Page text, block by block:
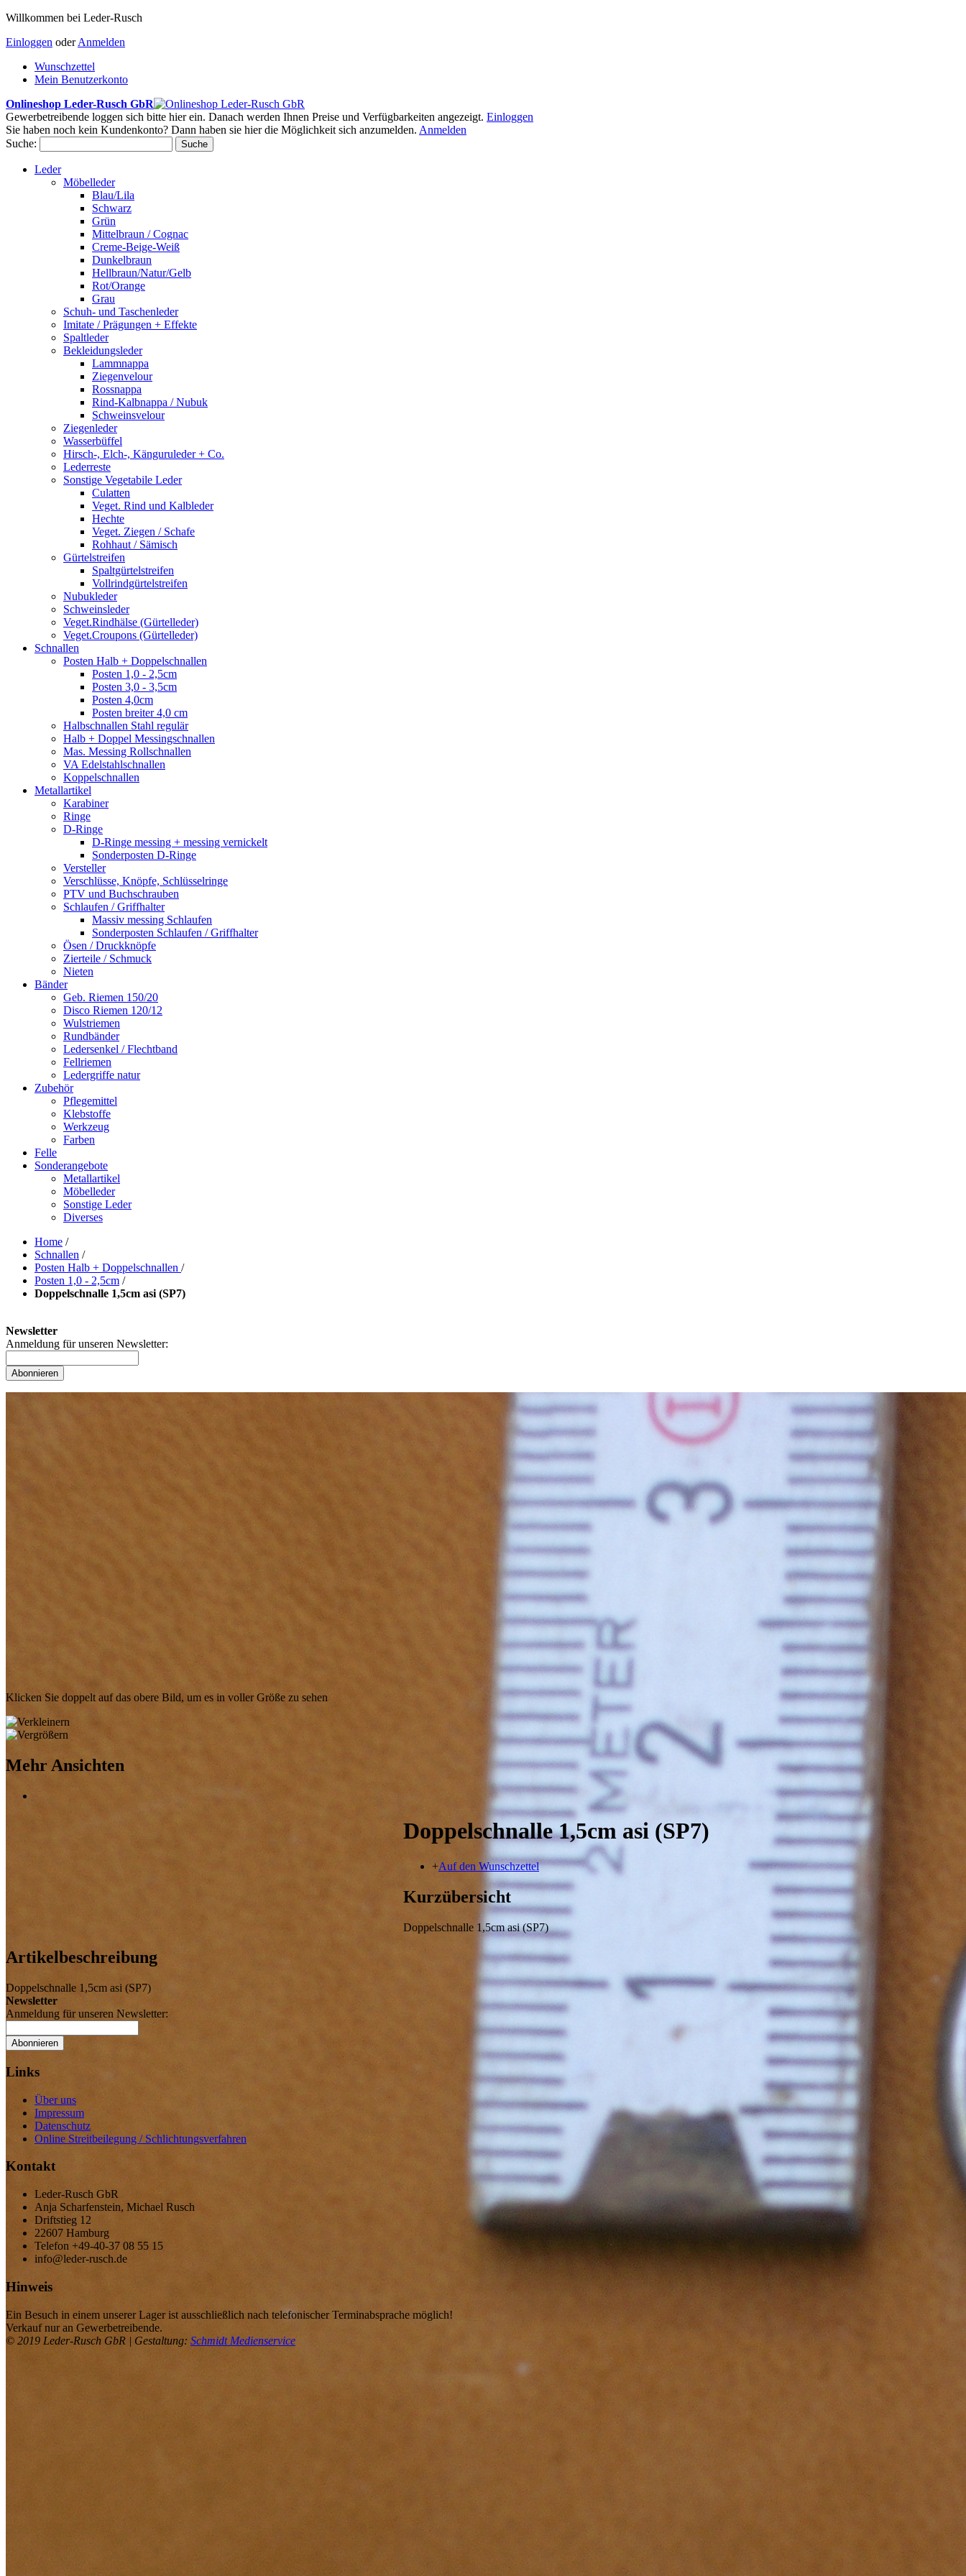
Willkommen bei Leder-Rusch
Einloggen oder Anmelden
Wunschzettel
Mein Benutzerkonto
Onlineshop Leder-Rusch GbR
Gewerbetreibende loggen sich bitte hier ein. Danach werden Ihnen Preise und Verfügbarkeiten angezeigt. Einloggen
Sie haben noch kein Kundenkonto? Dann haben sie hier die Möglichkeit sich anzumelden. Anmelden
Suche:
Suche
Leder
Möbelleder
Blau/Lila
Schwarz
Grün
Mittelbraun / Cognac
Creme-Beige-Weiß
Dunkelbraun
Hellbraun/Natur/Gelb
Rot/Orange
Grau
Schuh- und Taschenleder
Imitate / Prägungen + Effekte
Spaltleder
Bekleidungsleder
Lammnappa
Ziegenvelour
Rossnappa
Rind-Kalbnappa / Nubuk
Schweinsvelour
Ziegenleder
Wasserbüffel
Hirsch-, Elch-, Känguruleder + Co.
Lederreste
Sonstige Vegetabile Leder
Culatten
Veget. Rind und Kalbleder
Hechte
Veget. Ziegen / Schafe
Rohhaut / Sämisch
Gürtelstreifen
Spaltgürtelstreifen
Vollrindgürtelstreifen
Nubukleder
Schweinsleder
Veget.Rindhälse (Gürtelleder)
Veget.Croupons (Gürtelleder)
Schnallen
Posten Halb + Doppelschnallen
Posten 1,0 - 2,5cm
Posten 3,0 - 3,5cm
Posten 4,0cm
Posten breiter 4,0 cm
Halbschnallen Stahl regulär
Halb + Doppel Messingschnallen
Mas. Messing Rollschnallen
VA Edelstahlschnallen
Koppelschnallen
Metallartikel
Karabiner
Ringe
D-Ringe
D-Ringe messing + messing vernickelt
Sonderposten D-Ringe
Versteller
Verschlüsse, Knöpfe, Schlüsselringe
PTV und Buchschrauben
Schlaufen / Griffhalter
Massiv messing Schlaufen
Sonderposten Schlaufen / Griffhalter
Ösen / Druckknöpfe
Zierteile / Schmuck
Nieten
Bänder
Geb. Riemen 150/20
Disco Riemen 120/12
Wulstriemen
Rundbänder
Ledersenkel / Flechtband
Fellriemen
Ledergriffe natur
Zubehör
Pflegemittel
Klebstoffe
Werkzeug
Farben
Felle
Sonderangebote
Metallartikel
Möbelleder
Sonstige Leder
Diverses
Home /
Schnallen /
Posten Halb + Doppelschnallen /
Posten 1,0 - 2,5cm /
Doppelschnalle 1,5cm asi (SP7)
Newsletter
Anmeldung für unseren Newsletter:
Abonnieren
Klicken Sie doppelt auf das obere Bild, um es in voller Größe zu sehen
Mehr Ansichten
Doppelschnalle 1,5cm asi (SP7)
+Auf den Wunschzettel
Kurzübersicht
Doppelschnalle 1,5cm asi (SP7)
Artikelbeschreibung
Doppelschnalle 1,5cm asi (SP7)
Newsletter
Anmeldung für unseren Newsletter:
Abonnieren
Links
Über uns
Impressum
Datenschutz
Online Streitbeilegung / Schlichtungsverfahren
Kontakt
Leder-Rusch GbR
Anja Scharfenstein, Michael Rusch
Driftstieg 12
22607 Hamburg
Telefon +49-40-37 08 55 15
info@leder-rusch.de
Hinweis
Ein Besuch in einem unserer Lager ist ausschließlich nach telefonischer Terminabsprache möglich!
Verkauf nur an Gewerbetreibende.
© 2019 Leder-Rusch GbR | Gestaltung: Schmidt Medienservice